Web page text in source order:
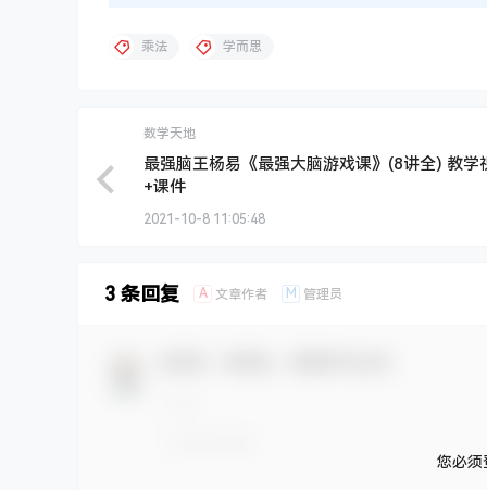
乘法 学而思
数学天地
最强脑王杨易《最强大脑游戏课》(8讲全) 教学
+课件
2021-10-8 11:05:48
3 条回复 A 文章作者 M 管理员
您必须